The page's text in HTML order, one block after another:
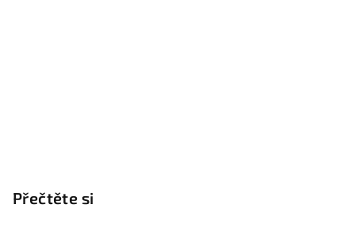
Přečtěte si